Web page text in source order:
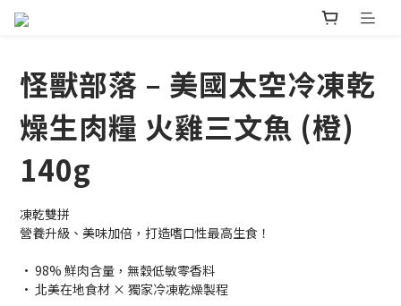
怪獸部落 – 美國太空冷凍乾
燥生肉糧 火雞三文魚 (橙)
140g
凍乾雙拼
營養升級、美味加倍，打造嗜口性最高生食！
• 98% 鮮肉含量，無穀低敏零香料
• 北美在地食材 × 獨家冷凍乾燥製程